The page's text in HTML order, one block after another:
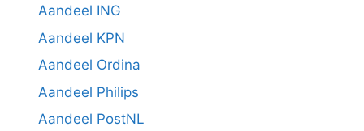
Aandeel ING
Aandeel KPN
Aandeel Ordina
Aandeel Philips
Aandeel PostNL